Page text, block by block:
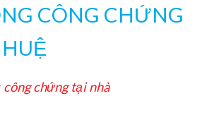
CÔNG CHỨNG
chứng tại nhà